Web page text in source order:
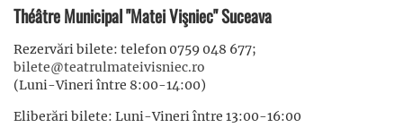
Théâtre Municipal "Matei Vişniec" Suceava
Rezervări bilete: telefon 0759 048 677;
bilete@teatrulmateivisniec.ro
(Luni-Vineri între 8:00-14:00)
Eliberări bilete: Luni-Vineri între 13:00-16:00